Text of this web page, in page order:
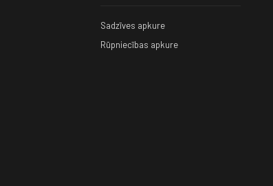
Sadzīves apkure
Rūpniecības apkure